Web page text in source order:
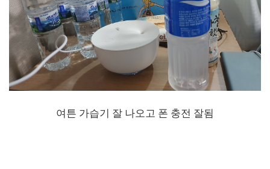
여튼 가습기 잘 나오고 폰 충전 잘됨